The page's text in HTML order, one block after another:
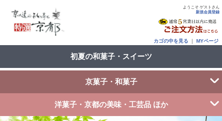
ようこそ ゲストさん
新規会員登録
カゴの中を見る ｜ MYページ
初夏の和菓子・スイーツ
京菓子・和菓子
洋菓子・京都の美味・工芸品 ほか